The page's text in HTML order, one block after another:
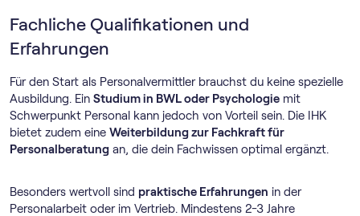
Fachliche Qualifikationen und
Erfahrungen
Für den Start als Personalvermittler brauchst du keine spezielle
Ausbildung. Ein Studium in BWL oder Psychologie mit
Schwerpunkt Personal kann jedoch von Vorteil sein. Die IHK
bietet zudem eine Weiterbildung zur Fachkraft für
Personalberatung an, die dein Fachwissen optimal ergänzt.
Besonders wertvoll sind praktische Erfahrungen in der
Personalarbeit oder im Vertrieb. Mindestens 2-3 Jahre